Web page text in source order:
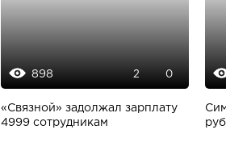
898 2 0
«Связной» задолжал зарплату
4999 сотрудникам